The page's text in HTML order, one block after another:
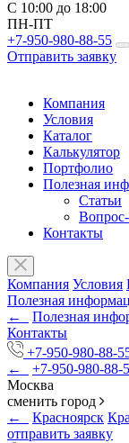
C 10:00 до 18:00
ПН-ПТ
+7-950-980-88-55
Отправить заявку
Компания
Условия
Каталог
Калькулятор
Портфолио
Полезная
Статьи
Контакты
Компания Условия
Полезная
←
Полезная
Контакты
+7-950-980-88-
←
+7-950-980-88-
Москва
сменить город
←
Красноярск
отправить заявку